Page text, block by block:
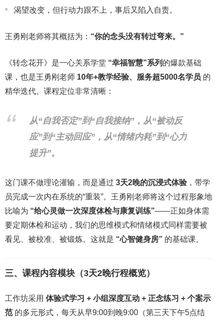
渴望改变，但行动力跟不上，事后又陷入自责。
王勇刚老师将其概括为： “你的念头没有转过弯来。”
《转念花开》是一心关系学堂 “幸福智慧”系列 的爆款基础
课，也是王勇刚老师 10年+教学经验、服务超5000名学员 的
精华迭代。课程定位非常清晰：
从“自我否定”到“自我接纳”，从“被动反
应”到“主动回应”，从“情绪内耗”到“心力
提升”。
这门课不做理论灌输，而是通过 3天2晚的沉浸式体验 ，带学
员完成一次内在系统的“重装”。王勇刚老师将这个过程形象地
比喻为 “给心灵做一次深度体检与康复训练”——正如身体需
要定期体检和运动，我们的思维模式和情绪模式同样需要被
看见、被校准、被锻炼。这就是 “心智健身房” 的基础课。
三、课程内容模块（3天2晚行程概览）
工作坊采用 体验式学习 + 小组深度互动 + 正念练习 + 个案示
范的多元形式，每天从早9:00到晚9:00（第三天下午5点结